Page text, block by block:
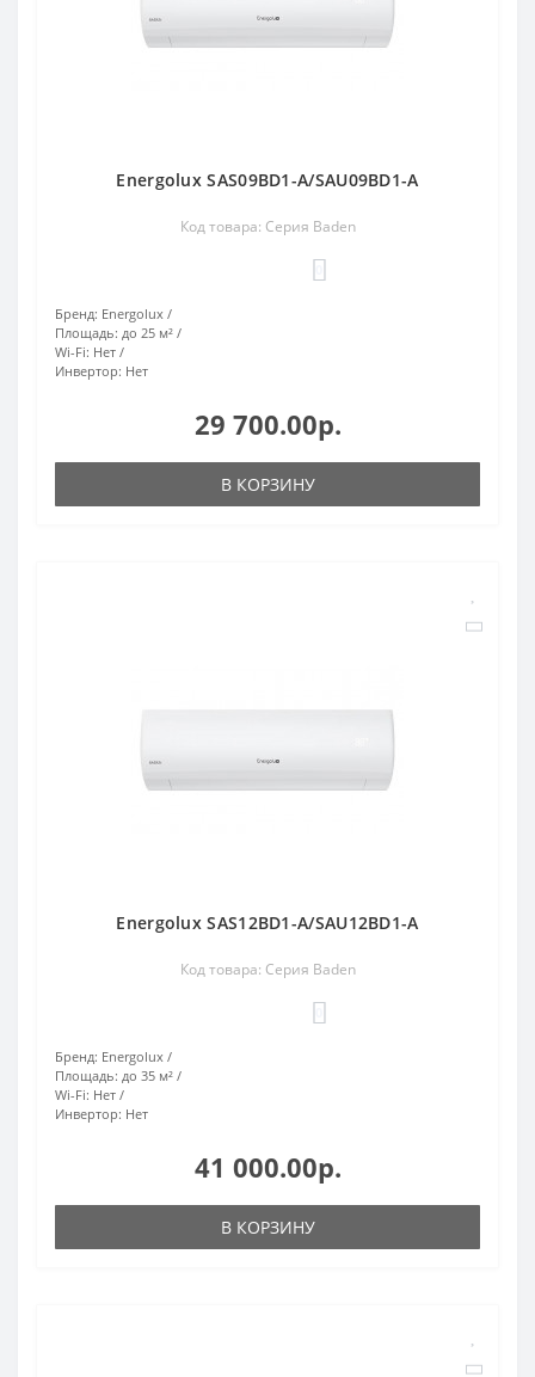
Energolux SAS09BD1-A/SAU09BD1-A
Код товара: Серия Baden
Бренд: Energolux
Площадь: до 25 м²
Wi-Fi: Нет
Инвертор: Нет
29 700.00р.
В КОРЗИНУ
Energolux SAS12BD1-A/SAU12BD1-A
Код товара: Серия Baden
Бренд: Energolux
Площадь: до 35 м²
Wi-Fi: Нет
Инвертор: Нет
41 000.00р.
В КОРЗИНУ